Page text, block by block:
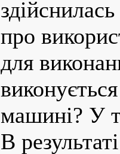
про
для
машині? У
В